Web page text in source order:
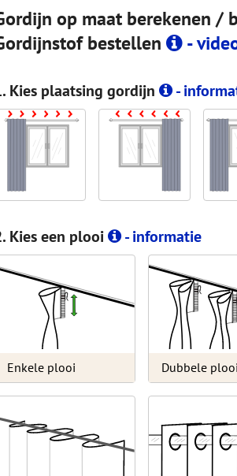
op maat berekenen /
bestellen
-
Kies plaatsing gordijn -
Kies een plooi - informatie
Enkele plooi Dubbele plooi